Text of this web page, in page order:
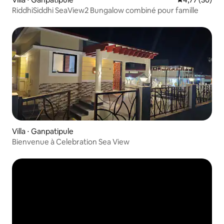
RiddhiSiddhi SeaView2 Bungalow combiné pour famille
Villa ⋅ Ganpatipule
Bienvenue à Celebration Sea View